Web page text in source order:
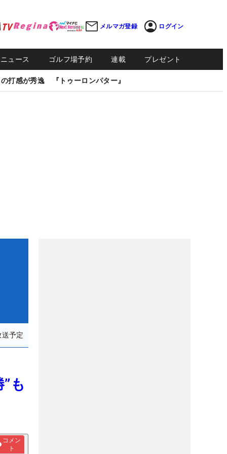
メルマガ登録 ログイン
ュース ゴルフ場予約 連載 プレゼント
打感が秀逸 『トゥーロンパター』
予定
も
コメン
ト